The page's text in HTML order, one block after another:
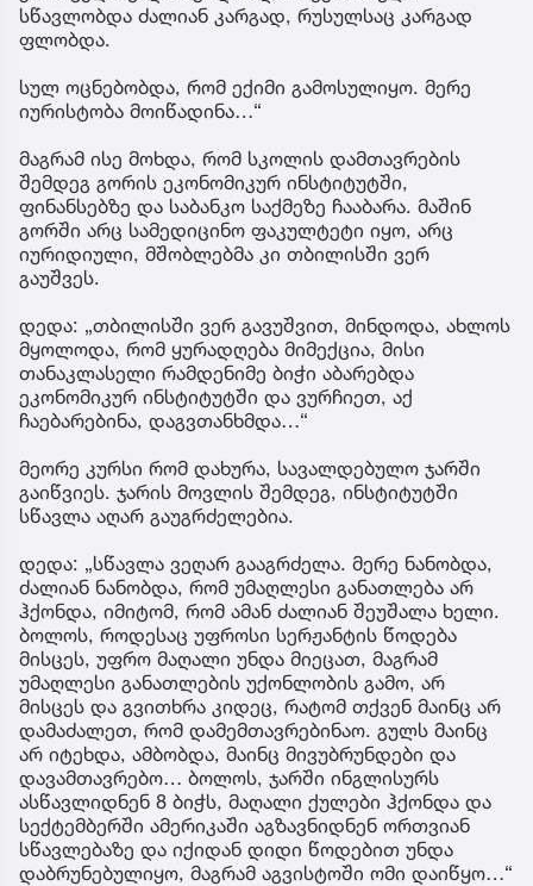
სწავლობდა ძალიან კარგად, რუსულსაც კარგად
ფლობდა.
სულ ოცნებობდა, რომ ექიმი გამოსულიყო. მერე
იურისტობა მოიწადინა…“
მაგრამ ისე მოხდა, რომ სკოლის დამთავრების
შემდეგ გორის ეკონომიკურ ინსტიტუტში,
ფინანსებზე და საბანკო საქმეზე ჩააბარა. მაშინ
გორში არც სამედიცინო ფაკულტეტი იყო, არც
იურიდიული, მშობლებმა კი თბილისში ვერ
გაუშვეს.
დედა: „თბილისში ვერ გავუშვით, მინდოდა, ახლოს
მყოლოდა, რომ ყურადღება მიმექცია, მისი
თანაკლასელი რამდენიმე ბიჭი აბარებდა
ეკონომიკურ ინსტიტუტში და ვურჩიეთ, აქ
ჩაებარებინა, დაგვთანხმდა…“
მეორე კურსი რომ დახურა, სავალდებულო ჯარში
გაიწვიეს. ჯარის მოვლის შემდეგ, ინსტიტუტში
სწავლა აღარ გაუგრძელებია.
დედა: „სწავლა ვეღარ გააგრძელა. მერე ნანობდა,
ძალიან ნანობდა, რომ უმაღლესი განათლება არ
ჰქონდა, იმიტომ, რომ ამან ძალიან შეუშალა ხელი.
ბოლოს, როდესაც უფროსი სერჟანტის წოდება
მისცეს, უფრო მაღალი უნდა მიეცათ, მაგრამ
უმაღლესი განათლების უქონლობის გამო, არ
მისცეს და გვითხრა კიდეც, რატომ თქვენ მაინც არ
დამაძალეთ, რომ დამემთავრებინაო. გულს მაინც
არ იტეხდა, ამბობდა, მაინც მივუბრუნდები და
დავამთავრებო… ბოლოს, ჯარში ინგლისურს
ასწავლიდნენ 8 ბიჭს, მაღალი ქულები ჰქონდა და
სექტემბერში ამერიკაში აგზავნიდნენ ორთვიან
სწავლებაზე და იქიდან დიდი წოდებით უნდა
დაბრუნებულიყო, მაგრამ აგვისტოში ომი დაიწყო…“